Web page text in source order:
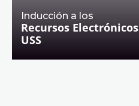
Inducción a los
Recursos Electrónicos
USS